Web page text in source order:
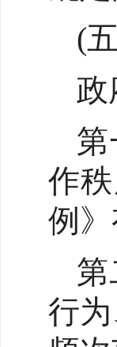
(
政
作
例
行